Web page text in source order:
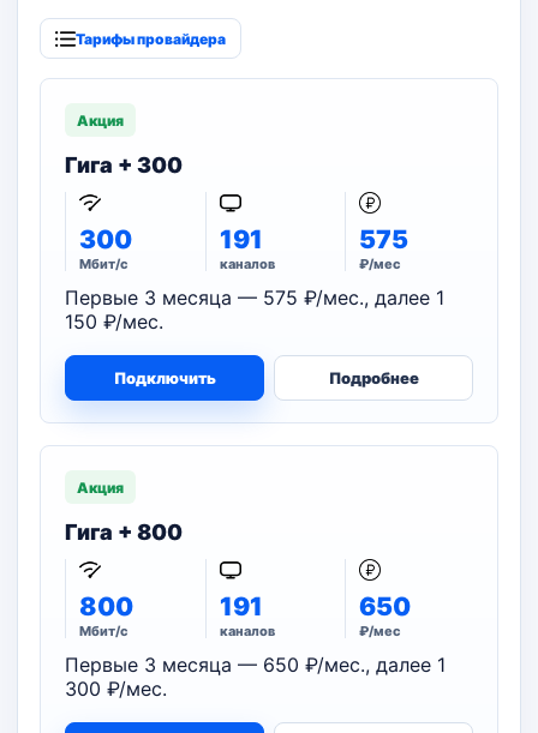
Тарифы провайдера
Акция
Гига + 300
300
Мбит/с
191
каналов
575
₽/мес
Первые 3 месяца — 575 ₽/мес., далее 1
150 ₽/мес.
Подключить Подробнее
Акция
Гига + 800
800
Мбит/с
191
каналов
650
₽/мес
Первые 3 месяца — 650 ₽/мес., далее 1
300 ₽/мес.